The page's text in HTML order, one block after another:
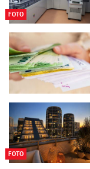
FOTO
FOTO